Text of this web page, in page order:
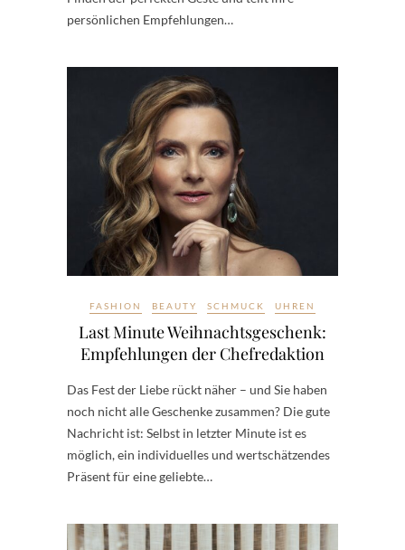
persönlichen Empfehlungen…
FASHION BEAUTY SCHMUCK UHREN
Last Minute Weihnachtsgeschenk:
Empfehlungen der Chefredaktion
Das Fest der Liebe rückt näher – und Sie haben
noch nicht alle Geschenke zusammen? Die gute
Nachricht ist: Selbst in letzter Minute ist es
möglich, ein individuelles und wertschätzendes
Präsent für eine geliebte…